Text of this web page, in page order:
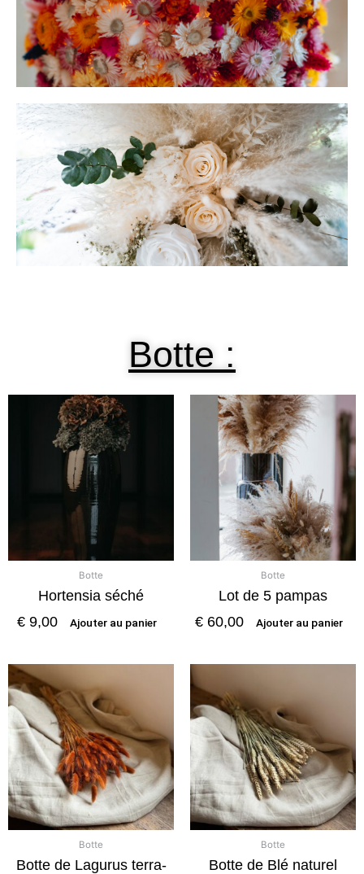
Décoration florale
Botte :
Botte
Hortensia séché
€ 9,00 Ajouter au panier
Botte
Lot de 5 pampas
€ 60,00 Ajouter au panier
Botte
Botte de Lagurus terra-
Botte
Botte de Blé naturel